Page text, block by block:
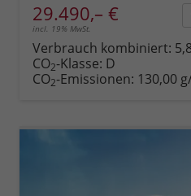
29.490,– €
incl. 19% MwSt.
Verbrauch kombiniert:
CO2-Klasse: D
CO2-Emissionen: 130,00